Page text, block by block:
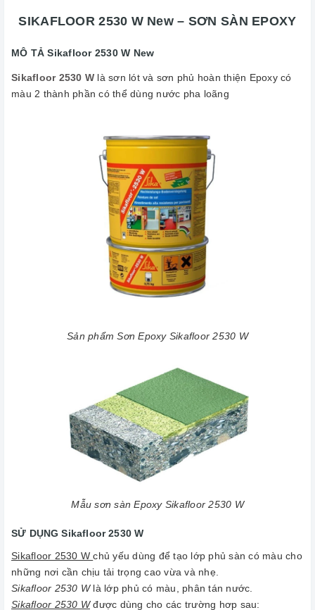
SIKAFLOOR 2530 W New – SƠN SÀN EPOXY
MÔ TẢ Sikafloor 2530 W New
Sikafloor 2530 W là sơn lót và sơn phủ hoàn thiện Epoxy có
màu 2 thành phần có thể dùng nước pha loãng
Sản phẩm Sơn Epoxy Sikafloor 2530 W
Mẫu sơn sàn Epoxy Sikafloor 2530 W
SỬ DỤNG Sikafloor 2530 W
Sikafloor 2530 Wchủ yếu dùng để tạo lớp phủ sàn có màu cho
những nơi cần chịu tải trọng cao vừa và nhẹ.
Sikafloor 2530 Wlà lớp phủ có màu, phân tán nước.
Sikafloor 2530 Wđược dùng cho các trường hơp sau: